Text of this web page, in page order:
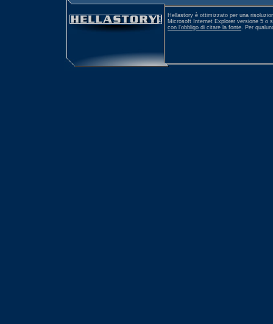
Hellastory è ottimizzato per una
Microsoft Internet Explorer versione 5 o
con l'obbligo di citare la fonte. Per